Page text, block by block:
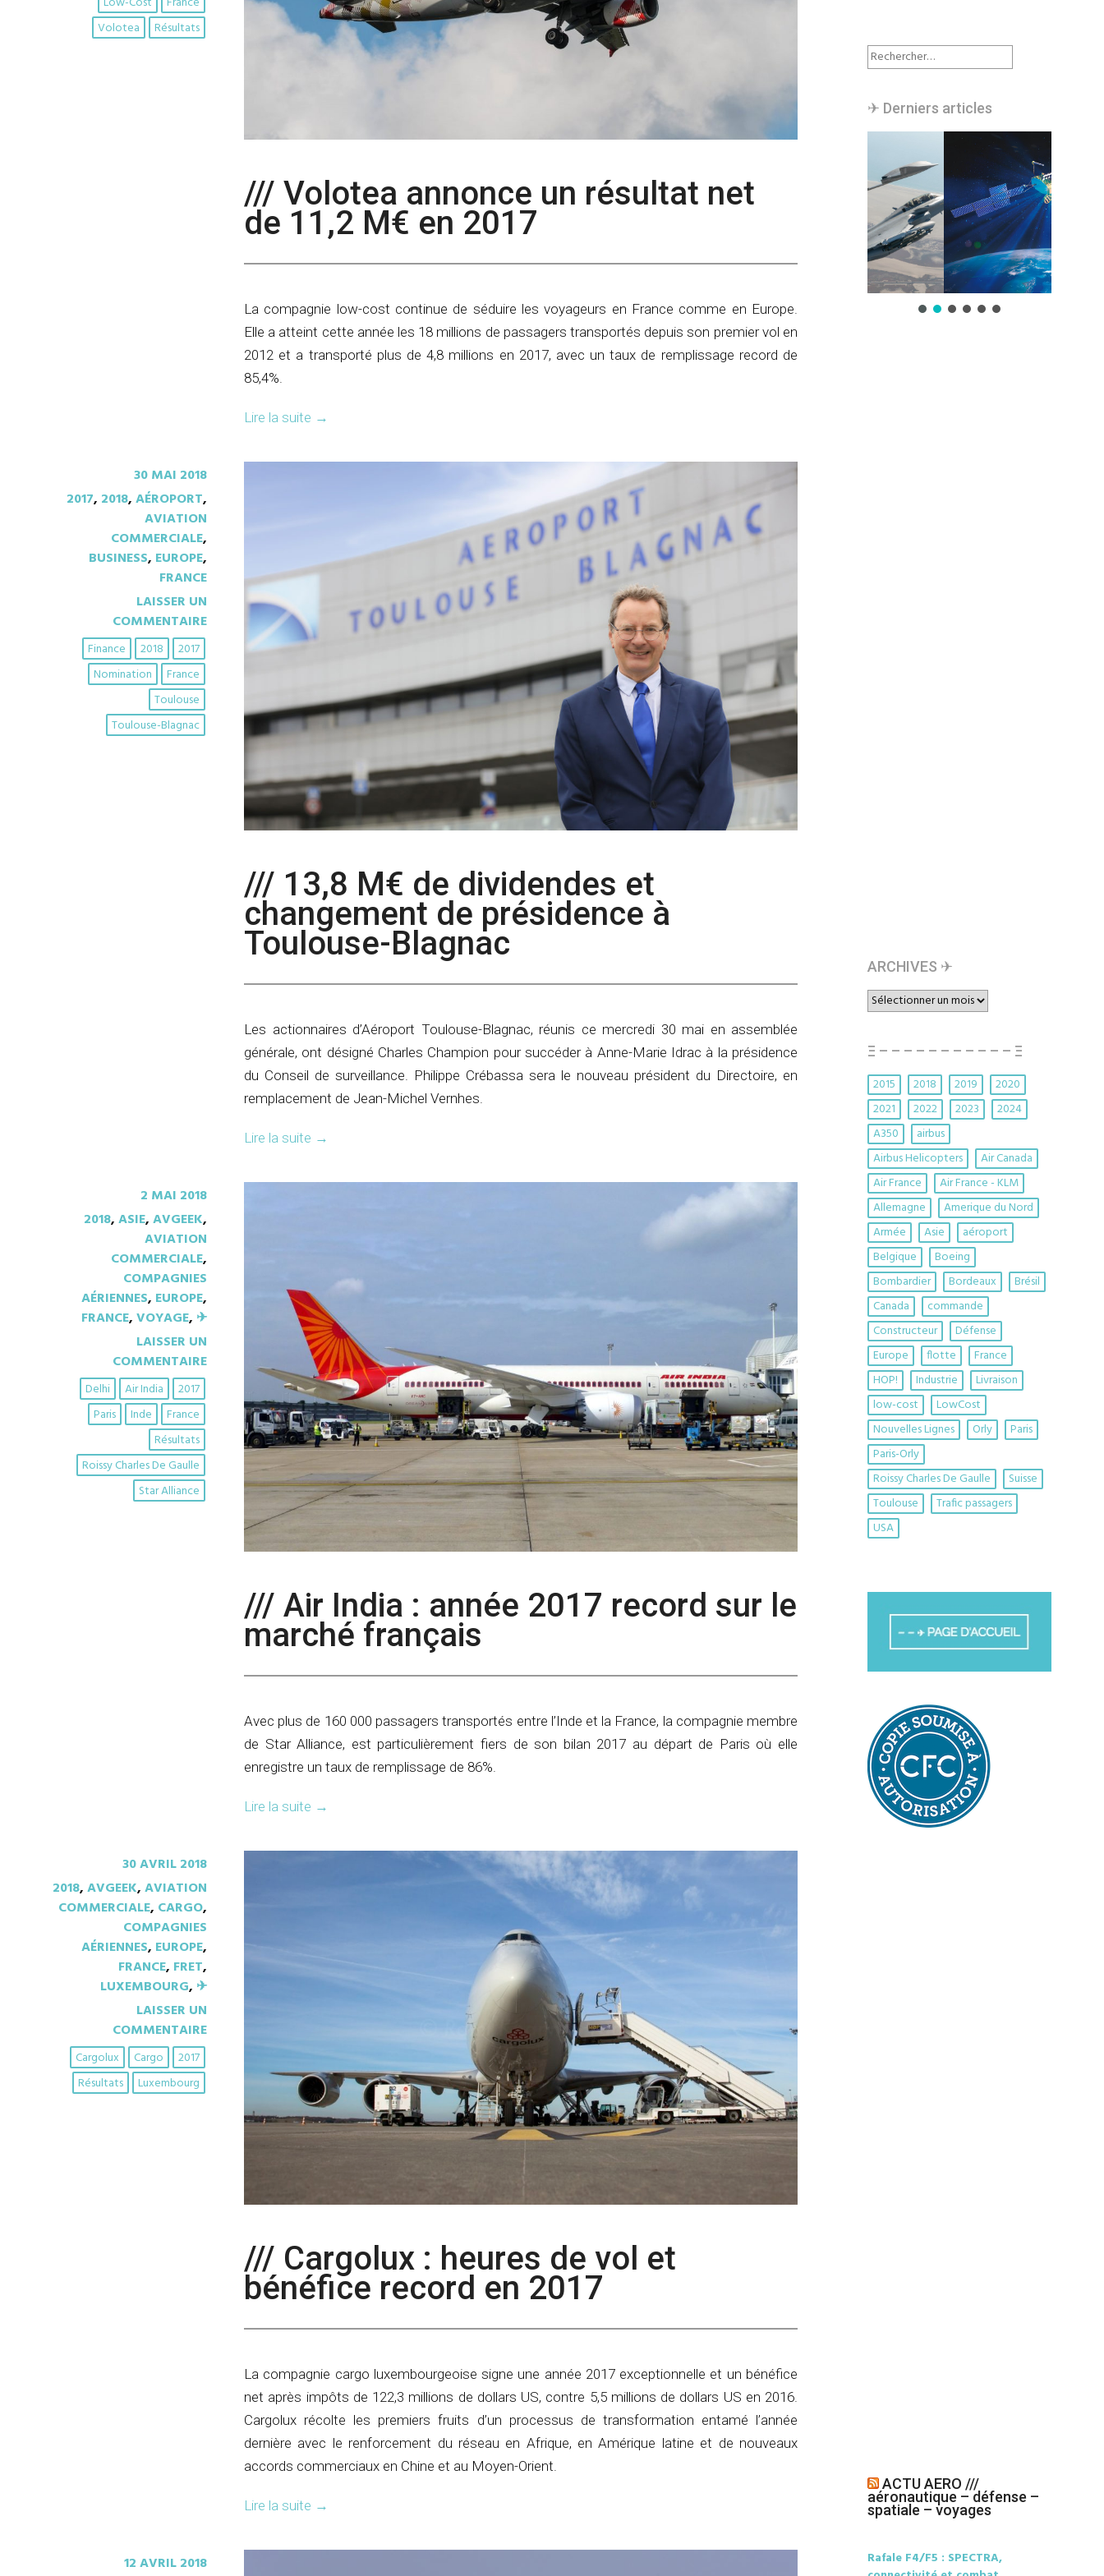
Résultats
Volotea
/// Volotea annonce un résultat net
de 11,2 M€ en 2017
La compagnie low-cost continue de séduire les voyageurs en France comme en Europe.
Elle a atteint cette année les 18 millions de passagers transportés depuis son premier vol en
2012 et a transporté plus de 4,8 millions en 2017, avec un taux de remplissage record de
85,4%.
Lire la suite →
30 MAI 2018
2017, 2018,AÉROPORT,
AVIATION
COMMERCIALE,
BUSINESS, EUROPE,
FRANCE
LAISSER UN
COMMENTAIRE
2017
2018
Finance
France
Nomination
Toulouse
Toulouse-Blagnac
/// 13,8 M€ de dividendes et
changement de présidence à
Toulouse-Blagnac
Les actionnaires d’Aéroport Toulouse-Blagnac, réunis ce mercredi 30 mai en assemblée
générale, ont désigné Charles Champion pour succéder à Anne-Marie Idrac à la présidence
du Conseil de surveillance. Philippe Crébassa sera le nouveau président du Directoire, en
remplacement de Jean-Michel Vernhes.
Lire la suite →
2 MAI 2018
2018,ASIE,AVGEEK,
AVIATION
COMMERCIALE,
COMPAGNIES
AÉRIENNES, EUROPE,
FRANCE,VOYAGE, ✈︎
LAISSER UN
COMMENTAIRE
2017
Air India
Delhi
France
Inde
Paris
Résultats
Roissy Charles De Gaulle
Star Alliance
/// Air India : année 2017 record sur le
marché français
Avec plus de 160 000 passagers transportés entre l’Inde et la France, la compagnie membre
de Star Alliance, est particulièrement fiers de son bilan 2017 au départ de Paris où elle
enregistre un taux de remplissage de 86%.
Lire la suite →
30 AVRIL 2018
2018,AVGEEK,AVIATION
COMMERCIALE, CARGO,
COMPAGNIES
AÉRIENNES, EUROPE,
FRANCE, FRET,
LUXEMBOURG, ✈︎
LAISSER UN
COMMENTAIRE
2017
Cargo
Cargolux
Luxembourg
Résultats
/// Cargolux : heures de vol et
bénéfice record en 2017
La compagnie cargo luxembourgeoise signe une année 2017 exceptionnelle et un bénéfice
net après impôts de 122,3 millions de dollars US, contre 5,5 millions de dollars US en 2016.
Cargolux récolte les premiers fruits d’un processus de transformation entamé l’année
dernière avec le renforcement du réseau en Afrique, en Amérique latine et de nouveaux
accords commerciaux en Chine et au Moyen-Orient.
Lire la suite →
12 AVRIL 2018
Rechercher :
✈︎ Derniers articles
ARCHIVES ✈︎
ARCHIVES
✈︎
Ξ – – – – – – – – – – – Ξ
2015 2018 2019
2020
2021
2022 2023
2024
A350
airbus
Airbus Helicopters
Air Canada
Air France
Air France - KLM
Allemagne
Amerique du Nord
Armée
Asie
aéroport
Belgique
Boeing
Bombardier
Bordeaux
Brésil
Canada
commande
Constructeur
Défense
Europe
flotte
France
HOP!
Industrie
Livraison
low-cost
LowCost
Nouvelles Lignes
Orly
Paris
Paris-Orly
Roissy Charles De Gaulle
Suisse
Toulouse
Trafic passagers
USA
ACTU AERO ///
aéronautique – défense –
spatiale – voyages
Rafale F4/F5 : SPECTRA,